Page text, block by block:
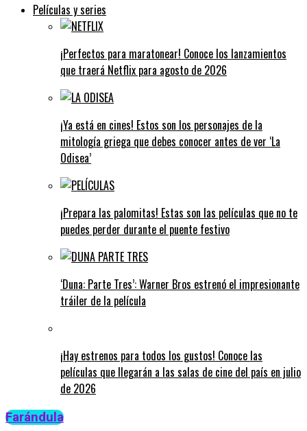
Películas y series
¡Perfectos para maratonear! Conoce los lanzamientos
que traerá Netflix para agosto de 2026
¡Ya está en cines! Estos son los personajes de la
mitología griega que debes conocer antes de ver ‘La
Odisea’
¡Prepara las palomitas! Estas son las películas que no te
puedes perder durante el puente festivo
‘Duna: Parte Tres’: Warner Bros estrenó el impresionante
tráiler de la película
¡Hay estrenos para todos los gustos! Conoce las
películas que llegarán a las salas de cine del país en julio
de 2026
Farándula